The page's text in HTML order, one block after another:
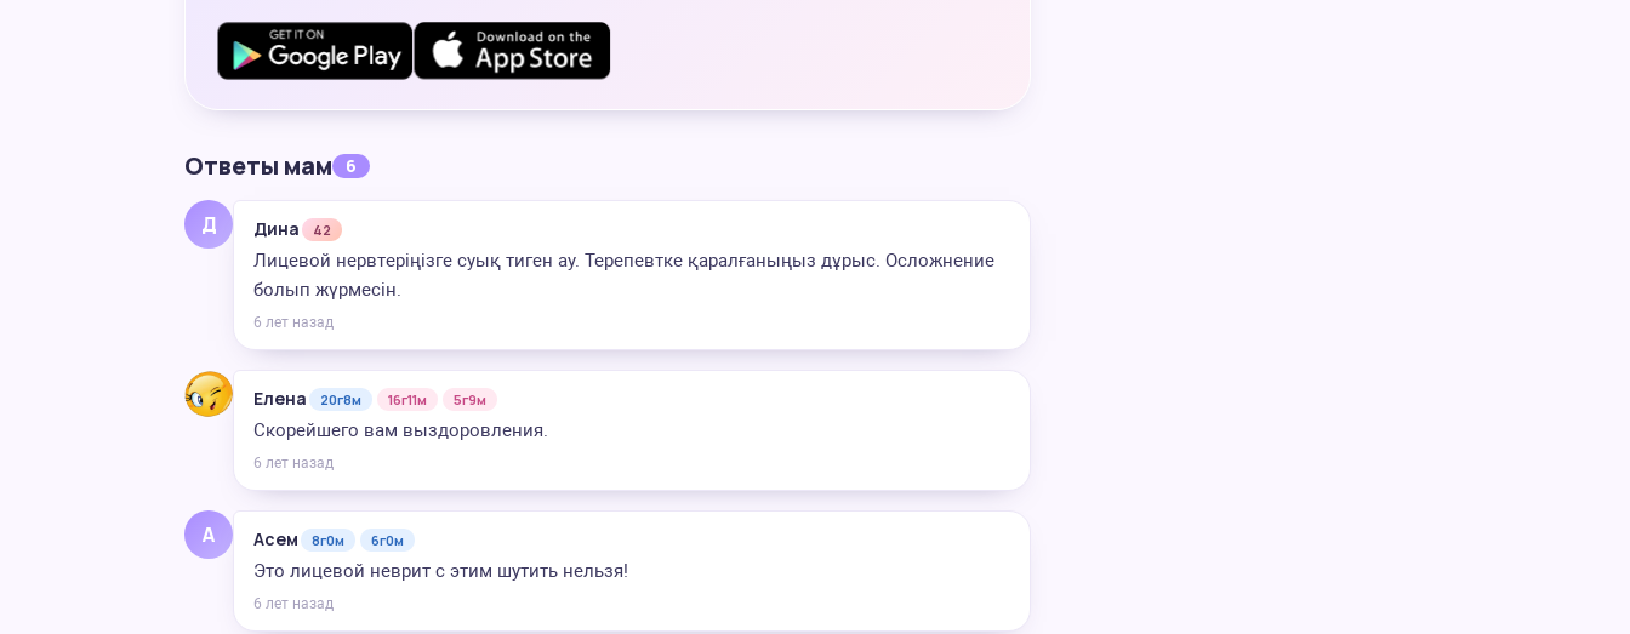
Ответы мам 6
Д Дина 42
Лицевой нервтеріңізге суық тиген ау. Терепевтке қаралғаныңыз дұрыс. Осложнение
болып жүрмесін.
6 лет назад
Елена 20г8м 16г11м 5г9м
Скорейшего вам выздоровления.
6 лет назад
А Асем 8г0м 6г0м
Это лицевой неврит с этим шутить нельзя!
6 лет назад